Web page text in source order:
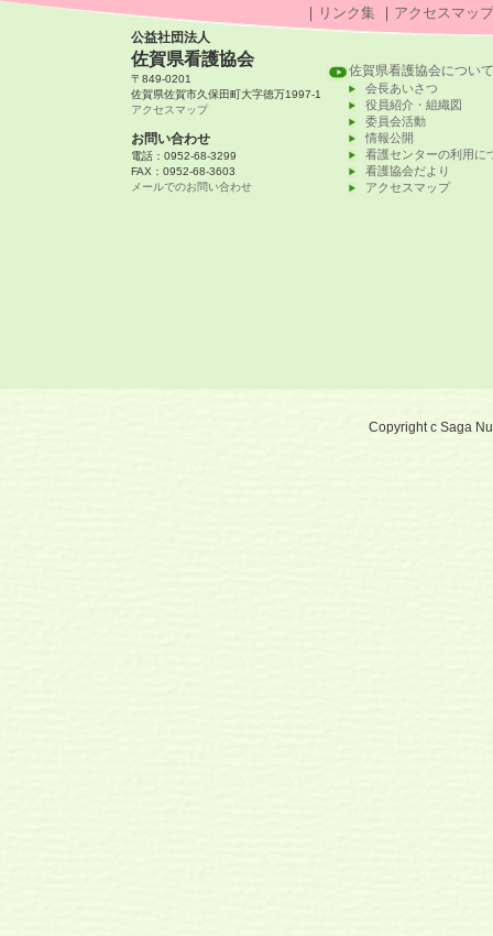
｜ リンク集 ｜ アクセスマップ
公益社団法人
佐賀県看護協会
〒849-0201
佐賀県佐賀市久保田町大字徳万1997-1
アクセスマップ
お問い合わせ
電話：0952-68-3299
FAX：0952-68-3603
メールでのお問い合わせ
佐賀県看護協会について
会長あいさつ
役員紹介・組織図
委員会活動
情報公開
看護センターの利用に
看護協会だより
アクセスマップ
Copyright c Saga